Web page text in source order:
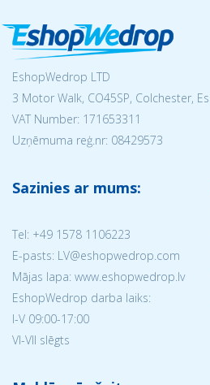
EshopWedrop LTD
3 Motor Walk, CO45SP, Colchester,
VAT Number: 171653311
Uzņēmuma reģ.nr: 08429573
Sazinies ar mums:
Tel: +49 1578 1106223
E-pasts: LV@eshopwedrop.com
Mājas lapa: www.eshopwedrop.lv
EshopWedrop darba laiks:
I-V 09:00-17:00
VI-VII slēgts